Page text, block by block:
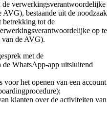
de verwerkingsverantwoordelijke
bestaande uit de noodzaak
betrekking tot de
op te
van de AVG).
met de
WhatsApp-app uitsluitend
voor het openen van een account
klanten over de activiteiten van